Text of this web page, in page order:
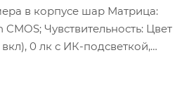
в корпусе шар Матрица:
CMOS; Чувствительность: Цвет
0 лк с ИК-подсветкой,